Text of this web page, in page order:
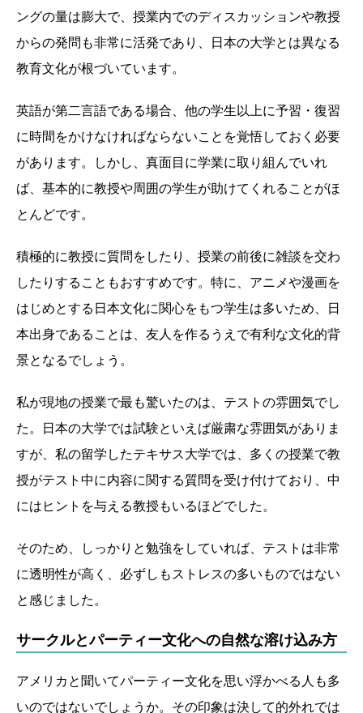
ングの量は膨大で、授業内でのディスカッションや教授
からの発問も非常に活発であり、日本の大学とは異なる
教育文化が根づいています。
英語が第二言語である場合、他の学生以上に予習・復習
に時間をかけなければならないことを覚悟しておく必要
があります。しかし、真面目に学業に取り組んでいれ
ば、基本的に教授や周囲の学生が助けてくれることがほ
とんどです。
積極的に教授に質問をしたり、授業の前後に雑談を交わ
したりすることもおすすめです。特に、アニメや漫画を
はじめとする日本文化に関心をもつ学生は多いため、日
本出身であることは、友人を作るうえで有利な文化的背
景となるでしょう。
私が現地の授業で最も驚いたのは、テストの雰囲気でし
た。日本の大学では試験といえば厳粛な雰囲気がありま
すが、私の留学したテキサス大学では、多くの授業で教
授がテスト中に内容に関する質問を受け付けており、中
にはヒントを与える教授もいるほどでした。
そのため、しっかりと勉強をしていれば、テストは非常
に透明性が高く、必ずしもストレスの多いものではない
と感じました。
サークルとパーティー文化への自然な溶け込み方
アメリカと聞いてパーティー文化を思い浮かべる人も多
いのではないでしょうか。その印象は決して的外れでは